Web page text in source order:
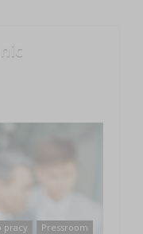
pracy
Pressroom